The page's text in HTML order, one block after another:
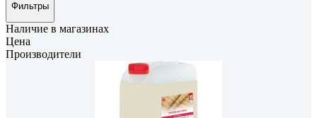
Фильтры
Наличие в магазинах
Цена
Производители